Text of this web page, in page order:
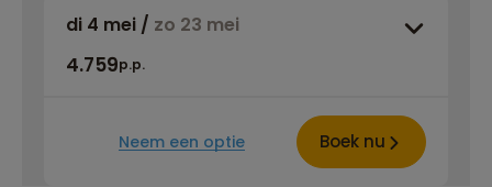
di 4 mei / zo 23 mei
4.759p.p.
Neem een optie Boek nu